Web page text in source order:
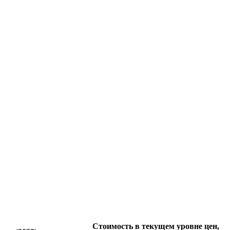
Стоимость в текущем уровне цен,